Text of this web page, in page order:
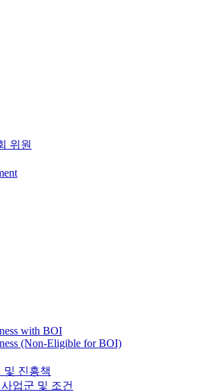
위원
with BOI
(Non-Eligible for BOI)
및 진흥책
업군 및 조건